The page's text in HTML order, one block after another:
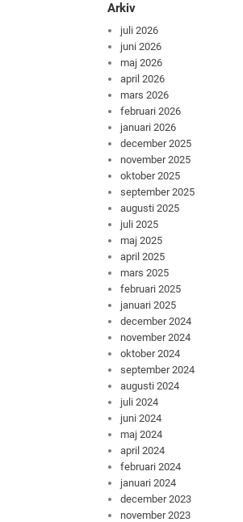
Arkiv
juli 2026
juni 2026
maj 2026
april 2026
mars 2026
februari 2026
januari 2026
december 2025
november 2025
oktober 2025
september 2025
augusti 2025
juli 2025
maj 2025
april 2025
mars 2025
februari 2025
januari 2025
december 2024
november 2024
oktober 2024
september 2024
augusti 2024
juli 2024
juni 2024
maj 2024
april 2024
februari 2024
januari 2024
december 2023
november 2023